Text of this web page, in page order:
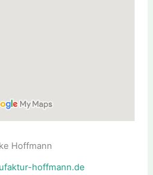
Hoffmann
hoffmann.de